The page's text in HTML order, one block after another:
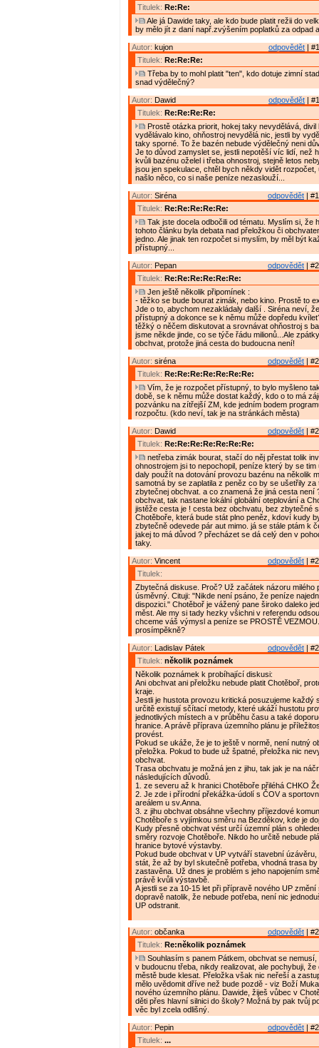
Titulek: Re:Re:
Ale já Dawide taky, ale kdo bude platit režii do
by mělo jít z daní např.zvýšením poplatků za odpad
odpovědět |
Autor: kujon
Titulek: Re:Re:Re:
Třeba by to mohl platit "ten", kdo dotuje zimní
snad výdělečný?
odpovědět |
Autor: Dawid
Titulek: Re:Re:Re:Re:
Prostě otázka priorit, hokej taky nevydělává,
vydělávalo kino, ohňostroj nevydělá nic, jestli by
taky sporné. To že bazén nebude výdělečný neni
Je to důvod zamyslet se, jestli nepotěší víc lidí, než
kvůli bazénu oželel i třeba ohnostroj, stejně letos
jsou jen spekulace, chtěl bych někdy vidět rozpočet,
našlo něco, co si naše peníze nezaslouží...
odpovědět |
Autor: Siréna
Titulek: Re:Re:Re:Re:Re:
Tak jste docela odbočili od tématu. Myslím si, že
tohoto článku byla debata nad přeložkou či
jedno. Ale jinak ten rozpočet si myslím, by měl být
přístupný...
odpovědět |
Autor: Pepan
Titulek: Re:Re:Re:Re:Re:Re:
Jen ještě několik připomínek :
- těžko se bude bourat zimák, nebo kino. Prostě to
Jde o to, abychom nezakládaly další . Siréna neví,
přístupný a dokonce se k němu může dopředu
těžký o něčem diskutovat a srovnávat ohňostroj s
jsme někde jinde, co se týče řádu milionů...Ale
obchvat, protože jiná cesta do budoucna není!
odpovědět |
Autor: siréna
Titulek: Re:Re:Re:Re:Re:Re:Re:
Vím, že je rozpočet přístupný, to bylo myšleno
době, se k němu může dostat každý, kdo o to má
pozvánku na zítřejší ZM, kde jedním bodem
rozpočtu. (kdo neví, tak je na stránkách města)
odpovědět |
Autor: Dawid
Titulek: Re:Re:Re:Re:Re:Re:Re:
netřeba zimák bourat, stačí do něj přestat tolik
ohnostrojem jsi to nepochopil, peníze který by se tim
daly použít na dotování provozu bazénu na několik
samotná by se zaplatila z peněz co by se ušetřily za
zbytečnej obchvat. a co znamená že jiná cesta není
obchvat, tak nastane lokální globální oteplování a
jistěže cesta je ! cesta bez obchvatu, bez zbytečné
Chotěboře, která bude stát plno peněz, kdoví kudy
zbytečně odevede pár aut mimo. já se stále ptám k
jakej to má důvod ? přecházet se dá celý den v
taky.
odpovědět |
Autor: Vincent
Titulek:
Zbytečná diskuse. Proč? Už začátek názoru milého
úsměvný. Cituji: "Nikde není psáno, že peníze
dispozici." Chotěboř je vážený pane široko daleko
měst. Ale my si tady hezky všichni v referendu
chceme váš výmysl a peníze se PROSTĚ
prosímpěkně?
odpovědět |
Autor: Ladislav Pátek
Titulek: několik poznámek
Několik poznámek k probíhající diskusi:
Ani obchvat ani přeložku nebude platit Chotěboř,
kraje.
Jestli je hustota provozu kritická posuzujeme každý
určitě existují sčítací metody, které ukáží hustotu
jednotlivých místech a v průběhu času a také
hranice. A právě příprava územního plánu je
provést.
Pokud se ukáže, že je to ještě v normě, není nutný
přeložka. Pokud to bude už špatné, přeložka nic
obchvat.
Trasa obchvatu je možná jen z jihu, tak jak je na
následujících důvodů.
1. ze severu až k hranici Chotěboře přiléhá CHKO
2. Je zde i přírodní překážka-údolí s ČOV a
areálem u sv.Anna.
3. z jihu obchvat obsáhne všechny příjezdové
Chotěboře s vyjímkou směru na Bezděkov, kde je
Kudy přesně obchvat vést určí územní plán s
směry rozvoje Chotěboře. Nikdo ho určitě nebude
hranice bytové výstavby.
Pokud bude obchvat v UP vytváří stavební úzávěru,
stát, že až by byl skutečně potřeba, vhodná trasa by
zastavěna. Už dnes je problém s jeho napojením
právě kvůli výstavbě.
A jestli se za 10-15 let při přípravě nového UP změní
dopravě natolik, že nebude potřeba, není nic
UP odstranit.
odpovědět |
Autor: občanka
Titulek: Re:několik poznámek
Souhlasím s panem Pátkem, obchvat se nemusí,
v budoucnu třeba, nikdy realizovat, ale pochybuji, že
městě bude klesat. Přeložka však nic neřeší a
mělo uvědomit dříve než bude pozdě - viz Boží
nového územního plánu. Dawide, žiješ vůbec v
děti přes hlavní silnici do školy? Možná by pak tvůj
věc byl zcela odlišný.
odpovědět |
Autor: Pepin
Titulek: ...